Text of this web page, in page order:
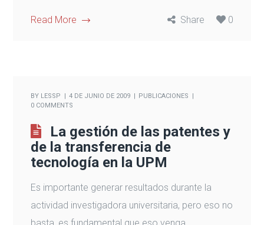
Read More Share 0
BY LESSP 4 DE JUNIO DE 2009
PUBLICACIONES
0 COMMENTS
La gestión de las patentes y
de la transferencia de
tecnología en la UPM
Es importante generar resultados durante la
actividad investigadora universitaria, pero eso no